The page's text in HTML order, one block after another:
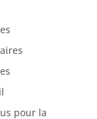
pour la